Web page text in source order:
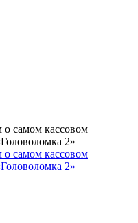
о самом кассовом
2»
о самом кассовом
2»